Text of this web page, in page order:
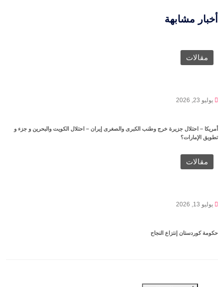
أخبار مشابهة
مقالات
يوليو 23, 2026
أمريكا – احتلال جزيرة خرج وطنب الكبرى والصغرى إيران – احتلال الكويت والبحرين و جزء و
تطويق الإمارات؟
مقالات
يوليو 13, 2026
حكومة كوردستان إنتزاع النجاح